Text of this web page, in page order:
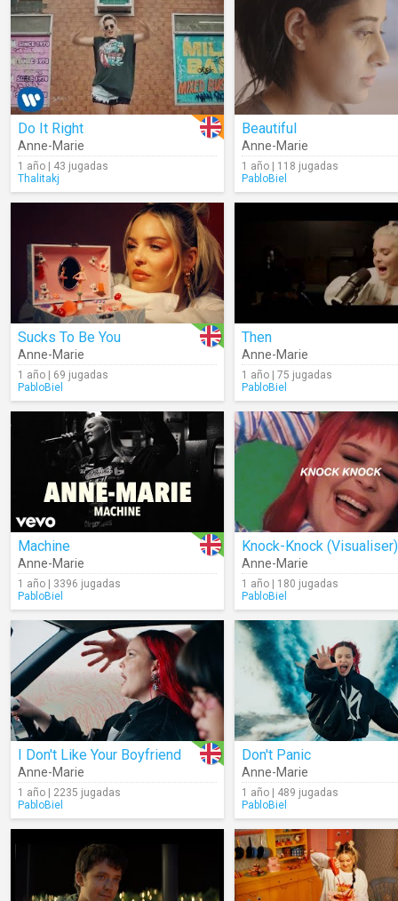
Do It Right
Anne-Marie
1 año | 43 jugadas
Thalitakj
Beautiful
Anne-Marie
1 año | 118 jugadas
PabloBiel
Sucks To Be You
Anne-Marie
1 año | 69 jugadas
PabloBiel
Then
Anne-Marie
1 año | 75 jugadas
PabloBiel
Machine
Anne-Marie
1 año | 3396 jugadas
PabloBiel
Knock-Knock (Visualiser)
Anne-Marie
1 año | 180 jugadas
PabloBiel
I Don't Like Your Boyfriend
Anne-Marie
1 año | 2235 jugadas
PabloBiel
Don't Panic
Anne-Marie
1 año | 489 jugadas
PabloBiel